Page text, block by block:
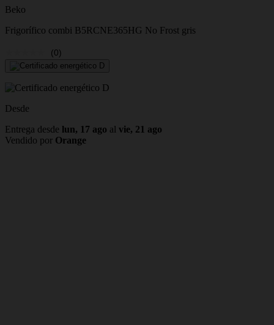
Beko
Frigorífico combi B5RCNE365HG No Frost gris
(0)
Desde
Entrega desde lun, 17 ago al vie, 21 ago
Vendido por Orange